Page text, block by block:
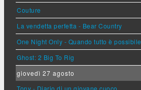
Couture
La vendetta perfetta - Bear Country
One Night Only - Quando tutto è possibile
Ghost: 2 Big To Rig
giovedì 27 agosto
Tony - Diario di un giovane cuoco